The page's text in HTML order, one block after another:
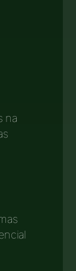
na